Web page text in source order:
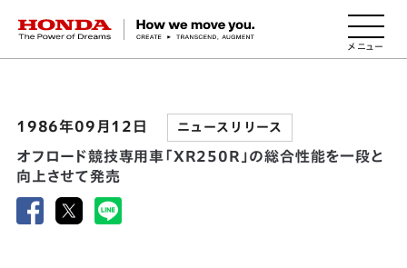
HONDA The Power of Dreams
1986年09月12日 ニュースリリース
オフロード競技専用車「XR250R」の総合性能を一段と
向上させて発売